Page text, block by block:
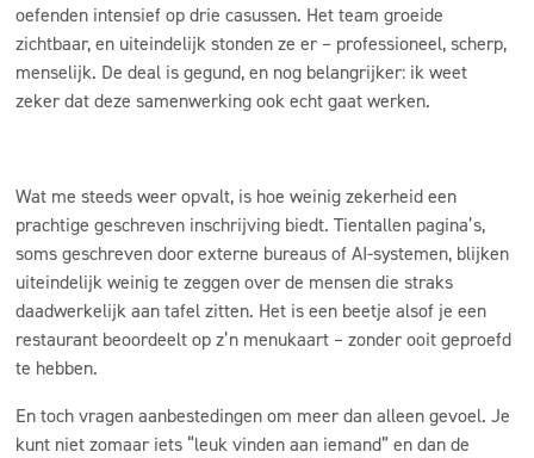
oefenden intensief op drie casussen. Het team groeide
zichtbaar, en uiteindelijk stonden ze er – professioneel, scherp,
menselijk. De deal is gegund, en nog belangrijker: ik weet
zeker dat deze samenwerking ook echt gaat werken.
Wat me steeds weer opvalt, is hoe weinig zekerheid een
prachtige geschreven inschrijving biedt. Tientallen pagina’s,
soms geschreven door externe bureaus of AI-systemen, blijken
uiteindelijk weinig te zeggen over de mensen die straks
daadwerkelijk aan tafel zitten. Het is een beetje alsof je een
restaurant beoordeelt op z’n menukaart – zonder ooit geproefd
te hebben.
En toch vragen aanbestedingen om meer dan alleen gevoel. Je
kunt niet zomaar iets “leuk vinden aan iemand” en dan de